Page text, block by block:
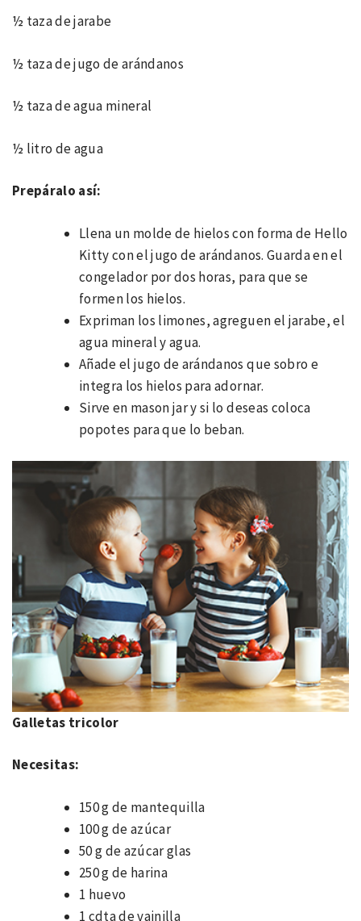
½ taza de jarabe
½ taza de jugo de arándanos
½ taza de agua mineral
½ litro de agua
Prepáralo así:
Llena un molde de hielos con forma de Hello
Kitty con el jugo de arándanos. Guarda en el
congelador por dos horas, para que se
formen los hielos.
Expriman los limones, agreguen el jarabe, el
agua mineral y agua.
Añade el jugo de arándanos que sobro e
integra los hielos para adornar.
Sirve en mason jar y si lo deseas coloca
popotes para que lo beban.
Galletas tricolor
Necesitas:
150 g de mantequilla
100 g de azúcar
50 g de azúcar glas
250 g de harina
1 huevo
1 cdta de vainilla